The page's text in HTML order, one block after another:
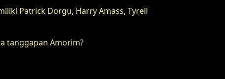
Patrick Dorgu, Harry Amass, Tyrell
tanggapan Amorim?